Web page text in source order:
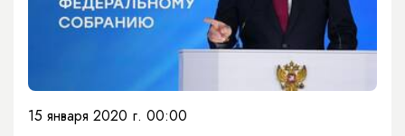
15 января 2020 г. 00:00